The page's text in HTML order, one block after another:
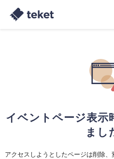
イベントページ表示
まし
アクセスしようとしたページは削除